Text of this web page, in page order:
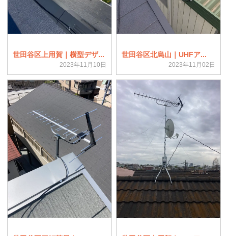
世田谷区上用賀｜横型デザ...
2023年11月10日
世田谷区北烏山｜UHFア...
2023年11月02日